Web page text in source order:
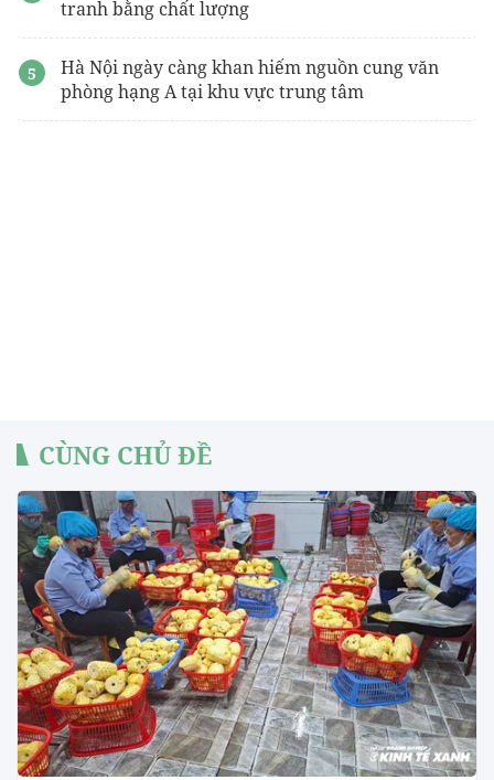
tranh bằng chất lượng
Hà Nội ngày càng khan hiếm nguồn cung văn
phòng hạng A tại khu vực trung tâm
CÙNG CHỦ ĐỀ